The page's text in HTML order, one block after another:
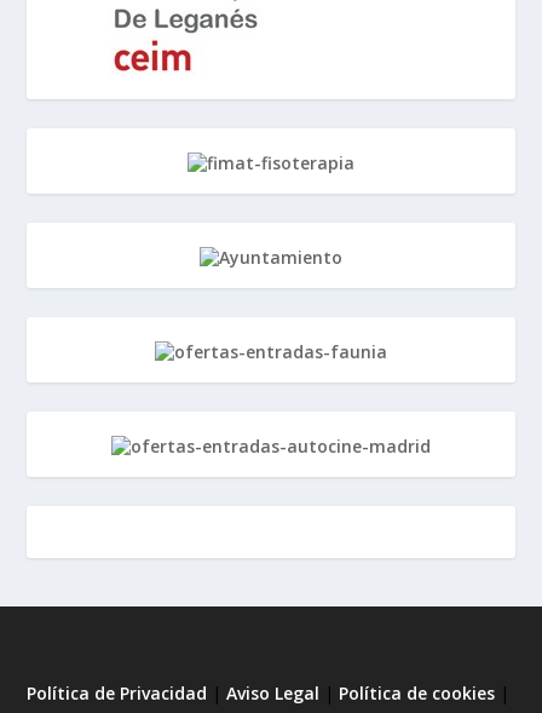
Política de Privacidad |Aviso Legal | Política de cookies |